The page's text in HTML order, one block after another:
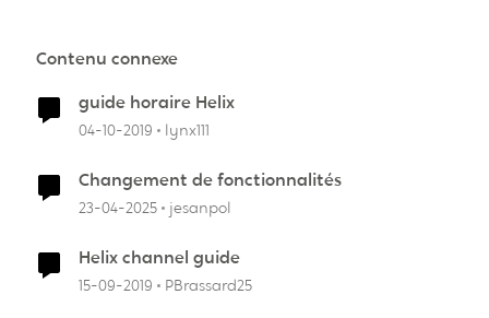
Contenu connexe
guide horaire Helix
04-10-2019 lynx111
Changement de fonctionnalités
23-04-2025 jesanpol
Helix channel guide
15-09-2019 PBrassard25